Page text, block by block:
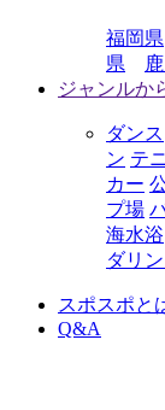
福岡県
県
ジャンルか
ダンス
ン テ
カー
プ場
海水浴
ダリ
スポスポと
Q&A